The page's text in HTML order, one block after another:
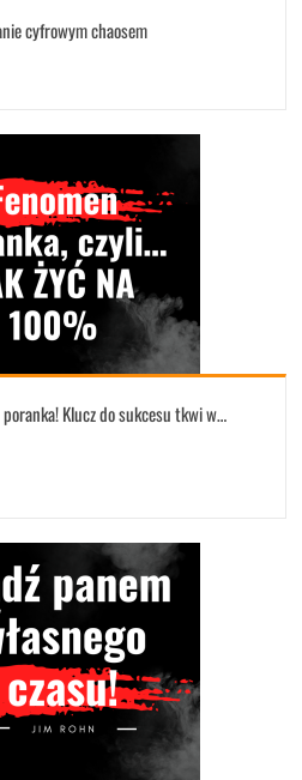
cyfrowym chaosem
poranka! Klucz do sukcesu tkwi w…